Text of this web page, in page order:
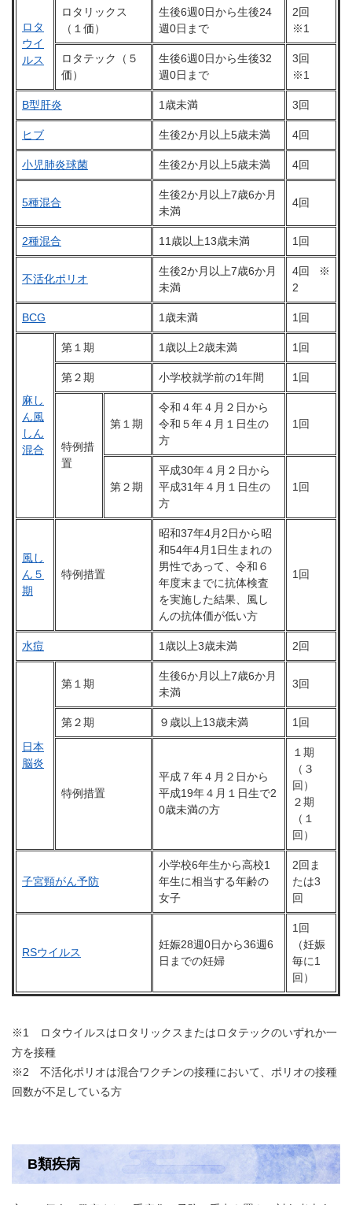
ロタ
ウイ
ルス
ロタリックス
（１価）
生後6週0日から生後24
週0日まで
2回
※1
ロタテック（５
価）
生後6週0日から生後32
週0日まで
3回
※1
B型肝炎 1歳未満 3回
ヒブ 生後2か月以上5歳未満 4回
小児肺炎球菌 生後2か月以上5歳未満 4回
5種混合
生後2か月以上7歳6か月
未満
4回
2種混合 11歳以上13歳未満 1回
不活化ポリオ
生後2か月以上7歳6か月
未満
4回 ※
2
BCG 1歳未満 1回
麻し
ん風
しん
混合
第１期 1歳以上2歳未満 1回
第２期 小学校就学前の1年間 1回
特例措
置
第１期
令和４年４月２日から
令和５年４月１日生の
方
1回
第２期
平成30年４月２日から
平成31年４月１日生の
方
1回
風し
ん５
期
特例措置
昭和37年4月2日から昭
和54年4月1日生まれの
男性であって、令和６
年度末までに抗体検査
を実施した結果、風し
んの抗体価が低い方
1回
水痘 1歳以上3歳未満 2回
日本
脳炎
第１期
生後6か月以上7歳6か月
未満
3回
第２期 ９歳以上13歳未満 1回
特例措置
平成７年４月２日から
平成19年４月１日生で2
0歳未満の方
１期
（３
回）
２期
（１
回）
子宮頸がん予防
小学校6年生から高校1
年生に相当する年齢の
女子
2回ま
たは3
回
RSウイルス
妊娠28週0日から36週6
日までの妊婦
1回
（妊娠
毎に1
回）
※1 ロタウイルスはロタリックスまたはロタテックのいずれか一
方を接種
※2 不活化ポリオは混合ワクチンの接種において、ポリオの接種
回数が不足している方
B類疾病